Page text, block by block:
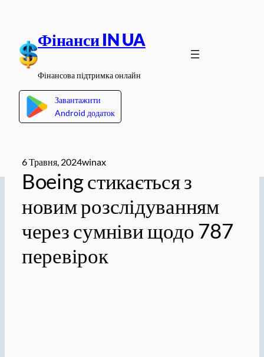
вмісту
Фінанси IN UA
Фінансова підтримка онлайн
Завантажити
Android додаток
6 Травня, 2024winax
Boeing стикається з
новим розслідуванням
через сумніви щодо 787
перевірок